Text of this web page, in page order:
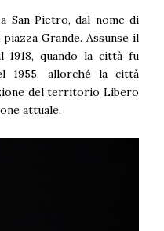
San Pietro, dal nome di
Grande. Assunse il
quando la città fu
1955, allorché la città
del territorio Libero
attuale.